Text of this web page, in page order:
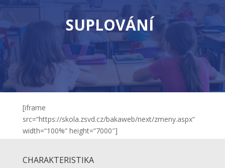
SUPLOVÁNÍ
[iframe
src=“https://skola.zsvd.cz/bakaweb/next/zmeny.aspx“
width=“100%“ height=“7000″]
CHARAKTERISTIKA